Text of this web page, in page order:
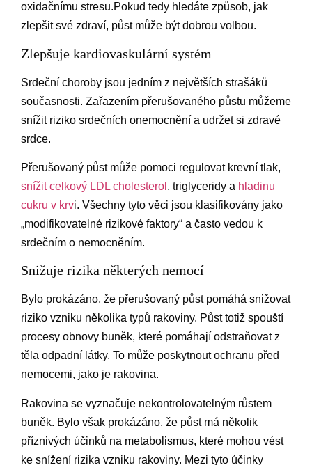
oxidačnímu stresu.Pokud tedy hledáte způsob, jak
zlepšit své zdraví, půst může být dobrou volbou.
Zlepšuje kardiovaskulární systém
Srdeční choroby jsou jedním z největších strašáků
současnosti. Zařazením přerušovaného půstu můžeme
snížit riziko srdečních onemocnění a udržet si zdravé
srdce.
Přerušovaný půst může pomoci regulovat krevní tlak,
snížit celkový LDL cholesterol , triglyceridy a hladinu
cukru v krvi. Všechny tyto věci jsou klasifikovány jako
„modifikovatelné rizikové faktory“ a často vedou k
srdečním o nemocněním.
Snižuje rizika některých nemocí
Bylo prokázáno, že přerušovaný půst pomáhá snižovat
riziko vzniku několika typů rakoviny. Půst totiž spouští
procesy obnovy buněk, které pomáhají odstraňovat z
těla odpadní látky. To může poskytnout ochranu před
nemocemi, jako je rakovina.
Rakovina se vyznačuje nekontrolovatelným růstem
buněk. Bylo však prokázáno, že půst má několik
příznivých účinků na metabolismus, které mohou vést
ke snížení rizika vzniku rakoviny. Mezi tyto účinky